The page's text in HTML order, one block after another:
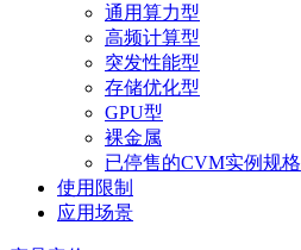
通用算力型
高频计算型
突发性能型
存储优化型
GPU型
裸金属
已停售的CVM实例规格
使用限制
应用场景